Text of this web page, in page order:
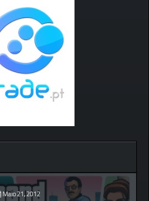
Maio 21, 2012